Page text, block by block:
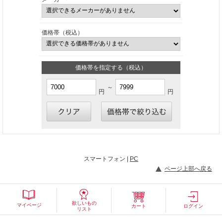
価格帯（税込）
価格帯を指定する（税込）
円
～
円
スマートフォン | PC
ページ上部へ戻る
マイページ
欲しいもの
リスト
カート ログイン